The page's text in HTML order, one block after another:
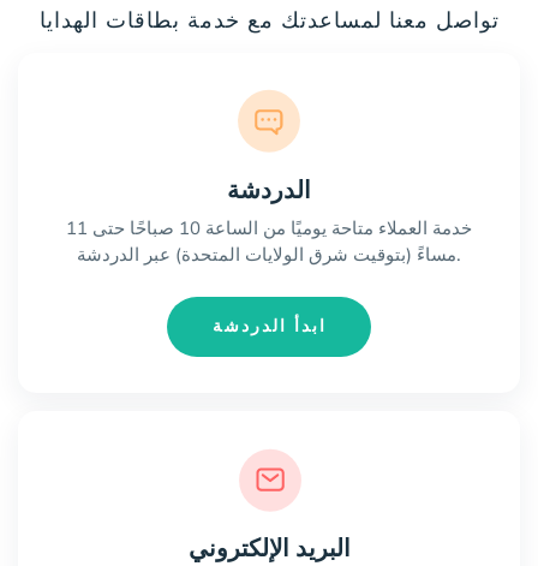
تواصل معنا لمساعدتك مع خدمة بطاقات الهدايا
الدردشة
خدمة العملاء متاحة يوميًا من الساعة 10 صباحًا حتى 11
مساءً (بتوقيت شرق الولايات المتحدة) عبر الدردشة.
ابدأ الدردشة
البريد الإلكتروني